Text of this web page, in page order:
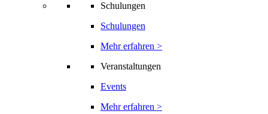
Schulungen
Schulungen
Mehr erfahren >
Veranstaltungen
Events
Mehr erfahren >